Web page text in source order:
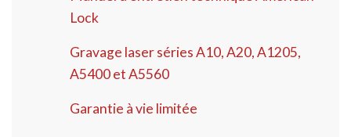
Lock
Gravage laser séries A10, A20, A1205,
A5400 et A5560
Garantie à vie limitée